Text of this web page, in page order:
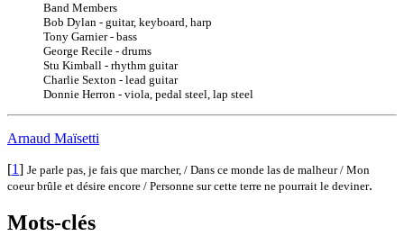
Band Members
Bob Dylan - guitar, keyboard, harp
Tony Garnier - bass
George Recile - drums
Stu Kimball - rhythm guitar
Charlie Sexton - lead guitar
Donnie Herron - viola, pedal steel, lap steel
Arnaud Maïsetti
[1] Je parle pas, je fais que marcher, / Dans ce monde las de malheur / Mon
coeur brûle et désire encore / Personne sur cette terre ne pourrait le deviner.
Mots-clés